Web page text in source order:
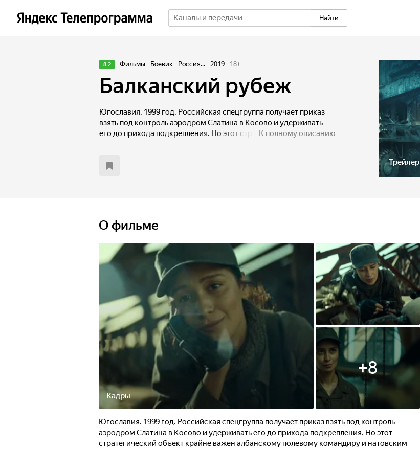
Найти
Трейлер
8.2 Фильмы Боевик Россия... 2019 18+
Балканский рубеж
Югославия. 1999 год. Российская спецгруппа получает приказ
взять под контроль аэродром Слатина в Косово и удерживать
его до прихода подкрепления. Но этот стратегический объект
террористами. К аэродрому устремляются российские
К полному описанию
О фильме
Кадры
+8
Югославия. 1999 год. Российская спецгруппа получает приказ взять под контроль
аэродром Слатина в Косово и удерживать его до прихода подкрепления. Но этот
стратегический объект крайне важен албанскому полевому командиру и натовским